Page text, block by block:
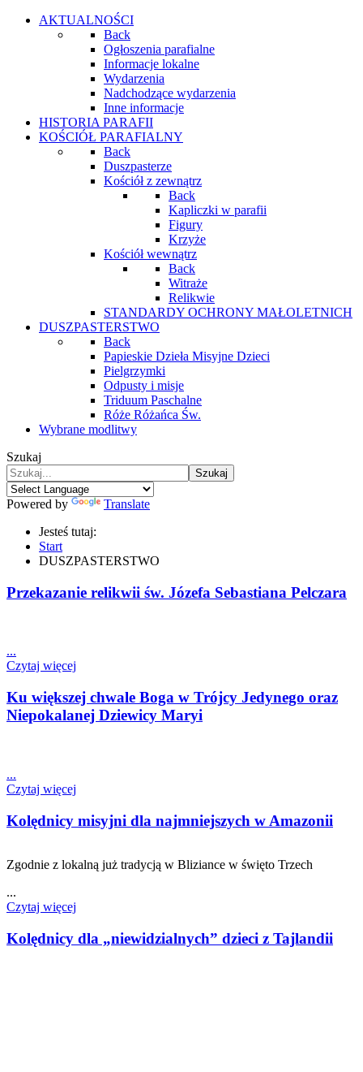
AKTUALNOŚCI
Back
Ogłoszenia parafialne
Informacje lokalne
Wydarzenia
Nadchodzące wydarzenia
Inne informacje
HISTORIA PARAFII
KOŚCIÓŁ PARAFIALNY
Back
Duszpasterze
Kościół z zewnątrz
Back
Kapliczki w parafii
Figury
Krzyże
Kościół wewnątrz
Back
Witraże
Relikwie
STANDARDY OCHRONY MAŁOLETNICH
DUSZPASTERSTWO
Back
Papieskie Dzieła Misyjne Dzieci
Pielgrzymki
Odpusty i misje
Triduum Paschalne
Róże Różańca Św.
Wybrane modlitwy
Szukaj
Szukaj
Powered by
Translate
Jesteś tutaj:
Start
DUSZPASTERSTWO
Przekazanie relikwii św. Józefa Sebastiana Pelczara
...
Czytaj więcej
Ku większej chwale Boga w Trójcy Jedynego oraz
Niepokalanej Dziewicy Maryi
...
Czytaj więcej
Kolędnicy misyjni dla najmniejszych w Amazonii
Zgodnie z lokalną już tradycją w Bliziance w święto Trzech
...
Czytaj więcej
Kolędnicy dla „niewidzialnych” dzieci z Tajlandii